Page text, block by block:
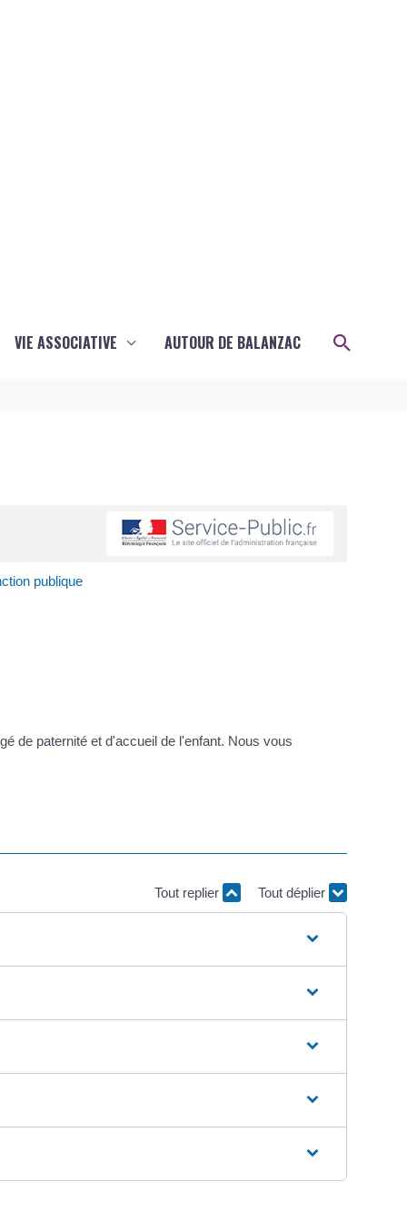
VIE ASSOCIATIVE AUTOUR DE BALANZAC
publique
de paternité et d'accueil de l'enfant. Nous vous
Tout replier Tout déplier